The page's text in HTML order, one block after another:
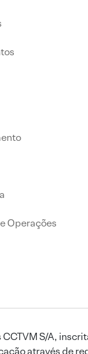
Operações
CCTVM S/A,
através de